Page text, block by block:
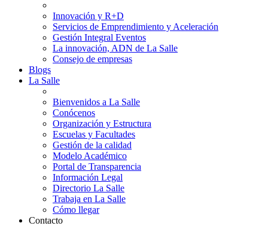
Innovación y R+D
Servicios de Emprendimiento y Aceleración
Gestión Integral Eventos
La innovación, ADN de La Salle
Consejo de empresas
Blogs
La Salle
Bienvenidos a La Salle
Conócenos
Organización y Estructura
Escuelas y Facultades
Gestión de la calidad
Modelo Académico
Portal de Transparencia
Información Legal
Directorio La Salle
Trabaja en La Salle
Cómo llegar
Contacto